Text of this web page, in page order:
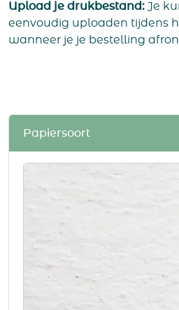
Upload je drukbestand: Je
eenvoudig uploaden tijdens
wanneer je je bestelling
Papiersoort